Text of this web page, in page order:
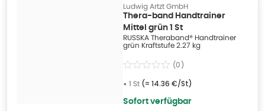
Ludwig Artzt GmbH
Thera-band Handtrainer
Mittel grün 1 St
RUSSKA Theraband® Handtrainer
grün Kraftstufe 2.27 kg
(0)
• 1 St (= 14.36 €/St)
Sofort verfügbar